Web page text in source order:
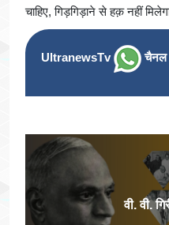
चाहिए, गिड़गिड़ाने से हक़ नहीं
UltranewsTv चैनल
वी. वी.